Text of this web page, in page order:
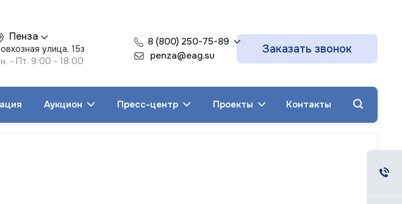
Пенза
улица, 15з
- Пт. 9:00 - 18:00
8 (800) 250-75-89
penza@eag.su
Заказать звонок
Аукцион Пресс-центр Проекты Контакты